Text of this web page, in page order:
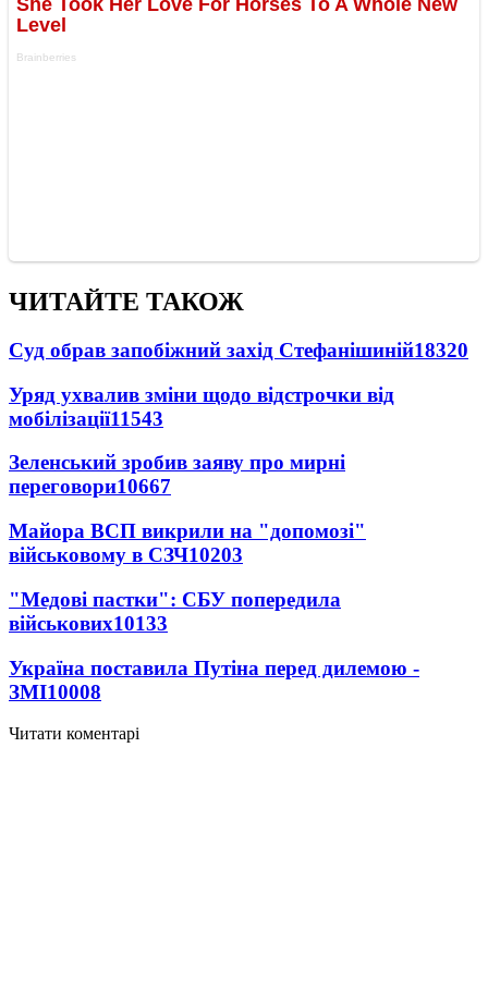
ЧИТАЙТЕ ТАКОЖ
Суд обрав запобіжний захід Стефанішиній18320
Уряд ухвалив зміни щодо відстрочки від
мобілізації11543
Зеленський зробив заяву про мирні
переговори10667
Майора ВСП викрили на "допомозі"
військовому в СЗЧ10203
"Медові пастки": СБУ попередила
військових10133
Україна поставила Путіна перед дилемою -
ЗМІ10008
Читати коментарі